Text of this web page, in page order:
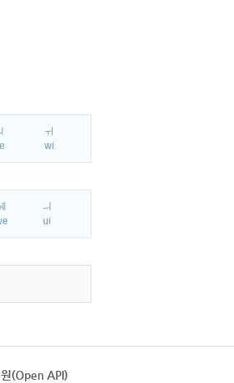
ㅟ
wi
ㅢ
ui
(Open API)